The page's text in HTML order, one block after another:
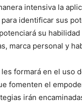
intensiva la
identificar sus
su
marca personal y
les formará en el uso
fomenten el
irán